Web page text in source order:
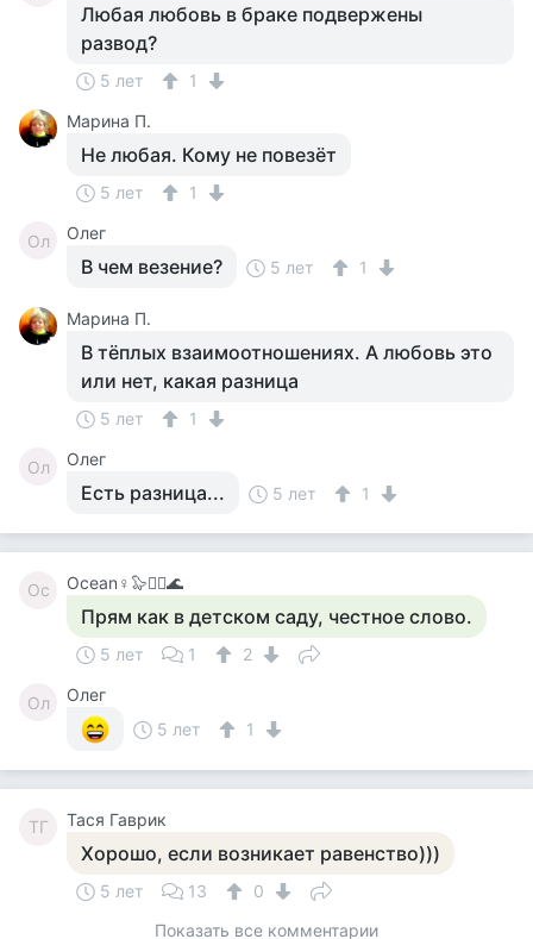
Любая любовь в браке подвержены
развод?
5 лет
1
Марина П.
Не любая. Кому не повезёт
5 лет 1
Ол Олег
В чем везение? 5 лет 1
Марина П.
В тёплых взаимоотношениях. А любовь это
или нет, какая разница
5 лет 1
Ол Олег
Есть разница... 5 лет 1
Oc Ocean♀️🦭🧞‍♀️🌊
Прям как в детском саду, честное слово.
5 лет 1 2
Ол
Олег
5 лет
1
ТГ Тася Гаврик
Хорошо, если возникает равенство)))
5 лет 13
0
Показать все комментарии